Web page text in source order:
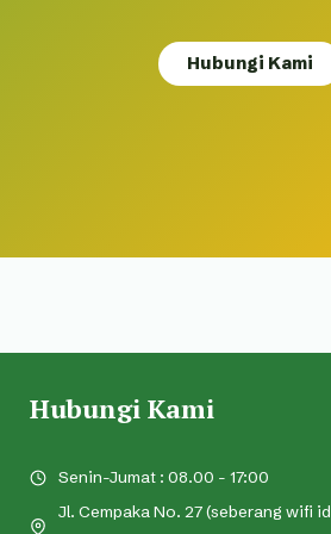
Hubungi Kami
Hubungi Kami
Senin-Jumat : 08.00 - 17:00
Jl. Cempaka No. 27 (seberang wifi